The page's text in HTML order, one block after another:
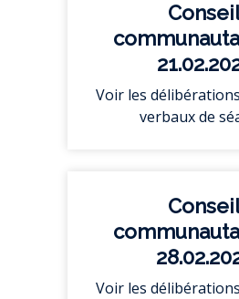
Voir les
verbaux de
Voir les